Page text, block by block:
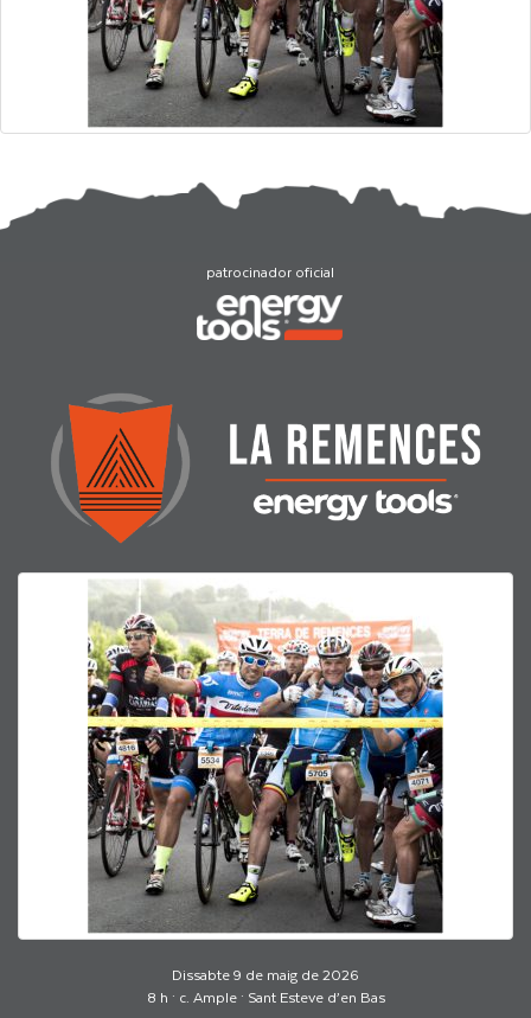
patrocinador oficial
Dissabte 9 de maig de 2026
8 h · c. Ample · Sant Esteve d’en Bas